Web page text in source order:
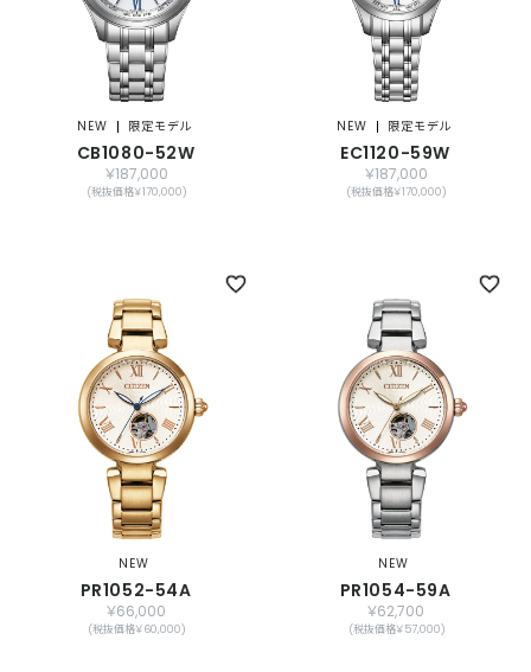
限定モデル
NEW
CB1080-52W
￥187,000
(税抜価格￥170,000)
限定モデル
NEW
EC1120-59W
￥187,000
(税抜価格￥170,000)
NEW
PR1052-54A
￥66,000
(税抜価格￥60,000)
NEW
PR1054-59A
￥62,700
(税抜価格￥57,000)